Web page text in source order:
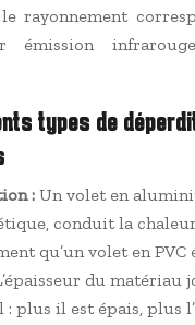
rayonnement
émission
types de
: Un volet en
conduit la
qu’un volet en PVC
du matériau
: plus il est épais, plus